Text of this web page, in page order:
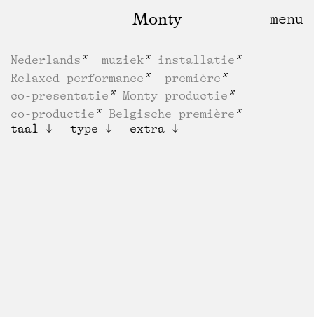
Monty
Nederlands muziek
installatie
Relaxed performance
première
co-presentatie
Monty productie
co-productie
Belgische première
taal
type extra